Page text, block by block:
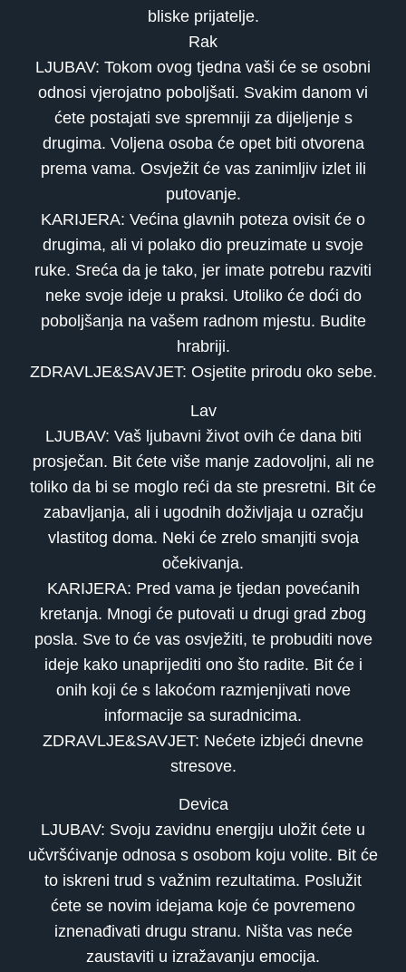
bliske prijatelje.
Rak
LJUBAV: Tokom ovog tjedna vaši će se osobni
odnosi vjerojatno poboljšati. Svakim danom vi
ćete postajati sve spremniji za dijeljenje s
drugima. Voljena osoba će opet biti otvorena
prema vama. Osvježit će vas zanimljiv izlet ili
putovanje.
KARIJERA: Većina glavnih poteza ovisit će o
drugima, ali vi polako dio preuzimate u svoje
ruke. Sreća da je tako, jer imate potrebu razviti
neke svoje ideje u praksi. Utoliko će doći do
poboljšanja na vašem radnom mjestu. Budite
hrabriji.
ZDRAVLJE&SAVJET: Osjetite prirodu oko sebe.
Lav
LJUBAV: Vaš ljubavni život ovih će dana biti
prosječan. Bit ćete više manje zadovoljni, ali ne
toliko da bi se moglo reći da ste presretni. Bit će
zabavljanja, ali i ugodnih doživljaja u ozračju
vlastitog doma. Neki će zrelo smanjiti svoja
očekivanja.
KARIJERA: Pred vama je tjedan povećanih
kretanja. Mnogi će putovati u drugi grad zbog
posla. Sve to će vas osvježiti, te probuditi nove
ideje kako unaprijediti ono što radite. Bit će i
onih koji će s lakoćom razmjenjivati nove
informacije sa suradnicima.
ZDRAVLJE&SAVJET: Nećete izbjeći dnevne
stresove.
Devica
LJUBAV: Svoju zavidnu energiju uložit ćete u
učvršćivanje odnosa s osobom koju volite. Bit će
to iskreni trud s važnim rezultatima. Poslužit
ćete se novim idejama koje će povremeno
iznenađivati drugu stranu. Ništa vas neće
zaustaviti u izražavanju emocija.